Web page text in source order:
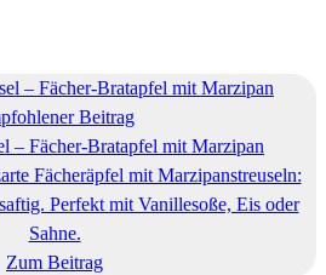
Beitrag
– Fächer-Bratapfel mit Marzipan
Fächeräpfel mit Marzipanstreuseln:
Perfekt mit Vanillesoße, Eis oder
Sahne.
Zum Beitrag